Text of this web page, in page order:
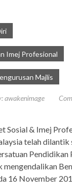
Imej Profesional
Majlis
awakenimage
Sosial & Imej
telah dilantik
Pendidikan
mengendalikan
16 November